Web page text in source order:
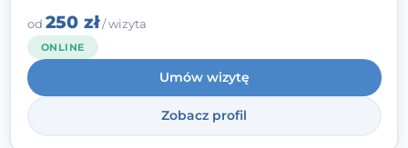
należę do Polskiego Towarzystwa
pierwszym miejscu stawiam budowanie
atmosfery bezpieczeństwa i zrozumienia w
relacjach z Klientami. Istotna dla nie jest
również koncentracja na dostępnych
zasobach.
od 250 zł/ wizyta
ONLINE
Umów wizytę
Zobacz profil